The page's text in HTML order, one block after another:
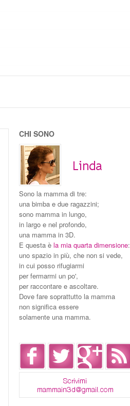
CHI SONO
Sono la mamma di tre:
una bimba e due ragazzini;
sono mamma in lungo,
in largo e nel profondo,
una mamma in 3D.
E questa è la mia quarta dimensione:
uno spazio in più, che non si vede,
in cui posso rifugiarmi
per fermarmi un po',
per raccontare e ascoltare.
Dove fare soprattutto la mamma
non significa essere
solamente una mamma.